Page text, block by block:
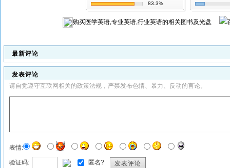
83.3%
购买医学英语,专业英语,行业英语的相关图书及光盘
最新评论
发表评论
请自觉遵守互联网相关的政策法规，严禁发布色情、暴力、反动的言论。
表情:
验证码: 匿名? 发表评论